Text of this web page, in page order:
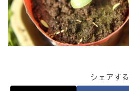
シェアする